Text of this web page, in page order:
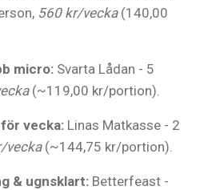
560 kr/vecka(140,00
micro: Svarta Lådan - 5
(~119,00 kr/portion).
vecka: Linas Matkasse - 2
vecka(~144,75 kr/portion).
& ugnsklart: Betterfeast -